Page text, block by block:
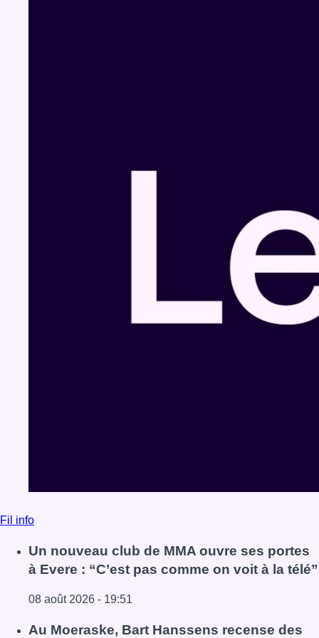
Fil info
Un nouveau club de MMA ouvre ses portes
à Evere : “C’est pas comme on voit à la télé”
08 août 2026 - 19:51
Lire l'article Un nouveau club de MMA ouvre ses portes à
Au Moeraske, Bart Hanssens recense des